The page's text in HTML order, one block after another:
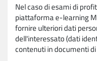
Nel caso di esami di
piattaforma e-learning
fornire ulteriori dati
dell'interessato (dati
contenuti in documenti